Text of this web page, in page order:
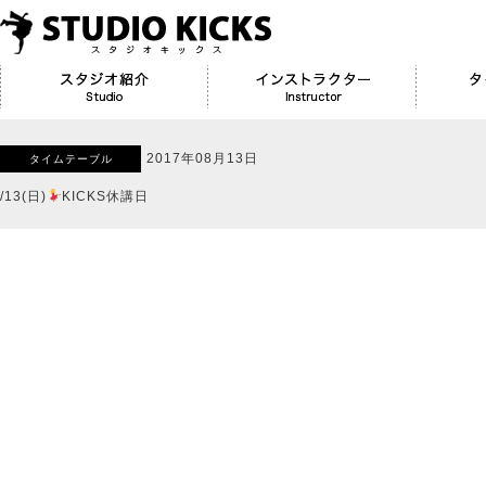
タイムテーブル 2017年08月13日
/13(日) KICKS休講日